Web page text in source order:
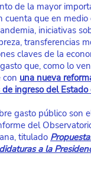
de la mayor
cuenta que en medio
iniciativas
transferencias
claves de la
que, como lo
con una nueva
ingreso del Estado
gasto público son
del
titulado
a la